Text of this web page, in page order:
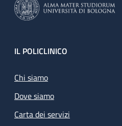
Footer
IL POLICLINICO
Chi siamo
Dove siamo
Carta dei servizi